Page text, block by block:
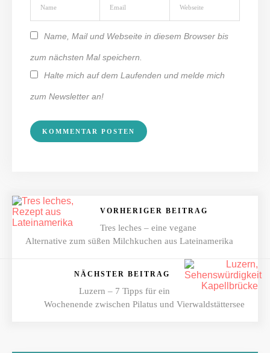
Name, Mail und Webseite in diesem Browser bis
zum nächsten Mal speichern.
Halte mich auf dem Laufenden und melde mich
zum Newsletter an!
VORHERIGER BEITRAG
Tres leches – eine vegane
Alternative zum süßen Milchkuchen aus Lateinamerika
NÄCHSTER BEITRAG
Luzern – 7 Tipps für ein
Wochenende zwischen Pilatus und Vierwaldstättersee